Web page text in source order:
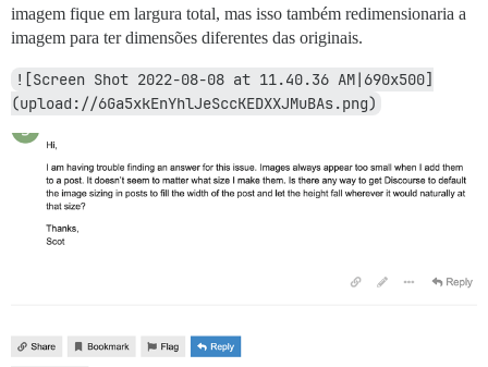
imagem fique em largura total, mas isso também redimensionaria a
imagem para ter dimensões diferentes das originais.
![Screen Shot 2022-08-08 at 11.40.36 AM|690x500]
(upload://6Ga5xkEnYhlJeSccKEDXXJMuBAs.png)